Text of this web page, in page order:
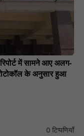
में सामने आए अलग-
के अनुसार हुआ
0 टिप्पणियाँ